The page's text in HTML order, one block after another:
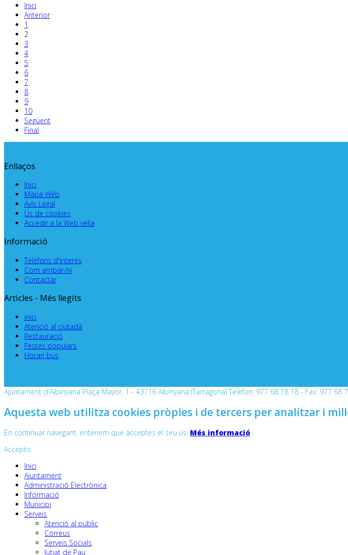
Inici
Anterior
1
2
3
4
5
6
7
8
9
10
Següent
Final
Enllaços
Inici
Mapa Web
Avís Legal
Ús de cookies
Accedir a la Web vella
Informació
Telefons d'interes
Com arribar-hi
Contactar
Articles - Més llegits
inici
Atenció al ciutadà
Restauració
Festes populars
Horari bus
Ajuntament d'Albinyana Plaça Mayor, 1 - 43716 Albinyana (Tarragona) Telèfon: 977 68 78 18 - Fax: 977 68
Aquesta web utilitza cookies pròpies i de tercers per analitzar i
En continuar navegant, entenem que acceptes el seu ús. Més informació
Accepto
Inici
Ajuntament
Administració Electrònica
Informació
Municipi
Serveis
Atenció al públic
Correus
Serveis Socials
Jutjat de Pau